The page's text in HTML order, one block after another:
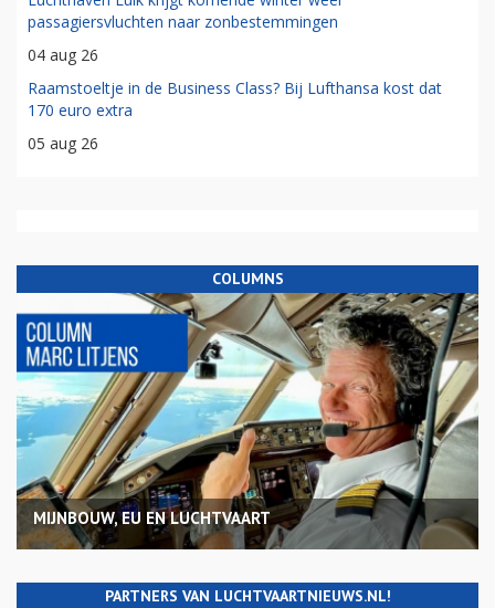
passagiersvluchten naar zonbestemmingen
04 aug 26
Raamstoeltje in de Business Class? Bij Lufthansa kost dat
170 euro extra
05 aug 26
COLUMNS
MIJNBOUW, EU EN LUCHTVAART
PARTNERS VAN LUCHTVAARTNIEUWS.NL!